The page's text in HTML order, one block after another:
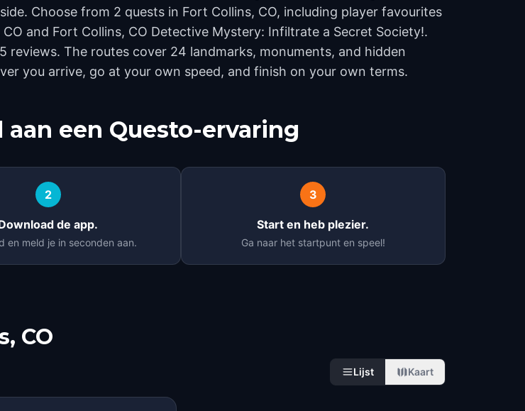
Choose from 2 quests in Fort Collins, CO, including player favourites
and Fort Collins, CO Detective Mystery: Infiltrate a Secret Society!.
reviews. The routes cover 24 landmarks, monuments, and hidden
you arrive, go at your own speed, and finish on your own terms.
aan een Questo-ervaring
2
de app.
en meld je in seconden aan.
3
Start en heb plezier.
Ga naar het startpunt en speel!
CO
Lijst Kaart